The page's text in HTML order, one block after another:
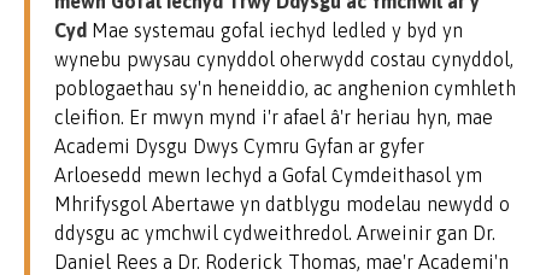
Cyd Mae systemau gofal iechyd ledled y byd yn
wynebu pwysau cynyddol oherwydd costau cynyddol,
poblogaethau sy'n heneiddio, ac anghenion cymhleth
cleifion. Er mwyn mynd i'r afael â'r heriau hyn, mae
Academi Dysgu Dwys Cymru Gyfan ar gyfer
Arloesedd mewn Iechyd a Gofal Cymdeithasol ym
Mhrifysgol Abertawe yn datblygu modelau newydd o
ddysgu ac ymchwil cydweithredol. Arweinir gan Dr.
Daniel Rees a Dr. Roderick Thomas, mae'r Academi'n